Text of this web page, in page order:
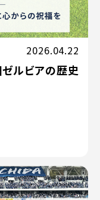
2026.04.22
ルビアの歴史